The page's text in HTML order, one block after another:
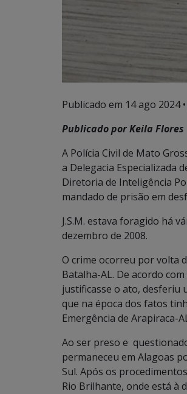
Publicado em 14 ago 2024
Publicado por Keila Flores
A Polícia Civil de Mato
a Delegacia Especializada
Diretoria de Inteligência
mandado de prisão em
J.S.M. estava foragido há
dezembro de 2008.
O crime ocorreu por volta
Batalha-AL. De acordo
justificasse o ato, desferiu
que na época dos fatos
Emergência de Arapiraca-
Ao ser preso e
permaneceu em Alagoas
Sul. Após os
Rio Brilhante, onde está à